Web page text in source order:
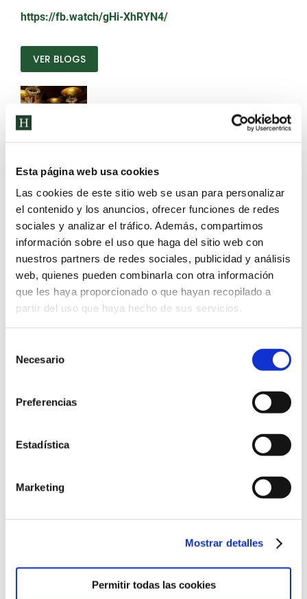
Esta página web usa cookies
Las cookies de este sitio web se usan para personalizar
el contenido y los anuncios, ofrecer funciones de redes
sociales y analizar el tráfico. Además, compartimos
información sobre el uso que haga del sitio web con
nuestros partners de redes sociales, publicidad y análisis
web, quienes pueden combinarla con otra información
que les haya proporcionado o que hayan recopilado a
partir del uso que haya hecho de sus servicios.
Necesario
Preferencias
Estadística
Marketing
Mostrar detalles
Permitir todas las cookies
https://fb.watch/gHi-XhRYN4/
VER BLOGS
Categoría: Noticias 11 de noviembre de 2022
Etiquetas: Concierto música Noticia
Compartir esta publicación
Graduación Infantil y Primaria
THE MOST VALUABLE THING (INFANTIL 5
AGENDA